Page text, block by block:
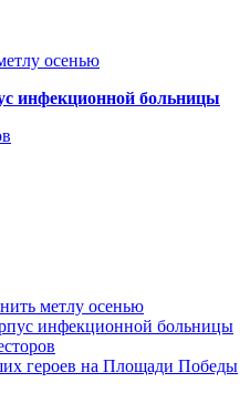
осенью
инфекционной больницы
метлу осенью
инфекционной больницы
героев на Площади Победы